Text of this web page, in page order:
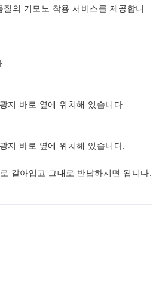
의 기모노 착용 서비스를 제공합니
지 바로 옆에 위치해 있습니다.
지 바로 옆에 위치해 있습니다.
갈아입고 그대로 반납하시면 됩니다.